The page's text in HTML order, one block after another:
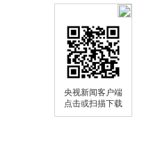
央视新闻客户端
点击或扫描下载